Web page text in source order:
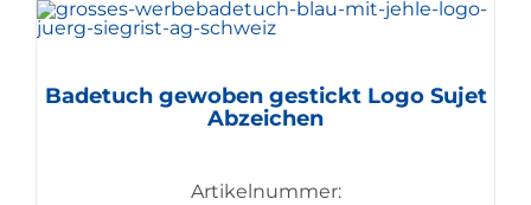
Badetuch gewoben gestickt Logo Sujet
Abzeichen
Artikelnummer: